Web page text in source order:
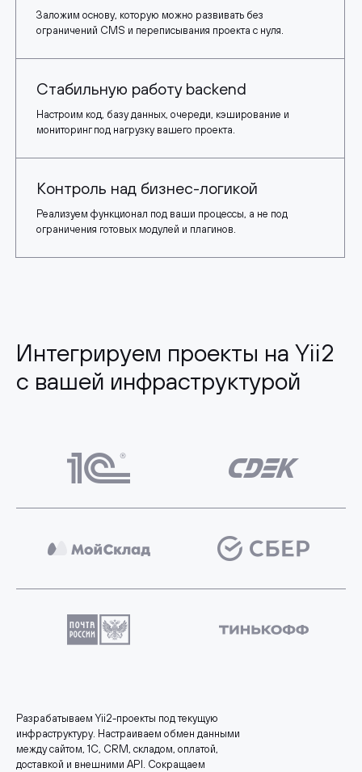
Заложим основу, которую можно развивать без
ограничений CMS и переписывания проекта с нуля.
Стабильную работу backend
Настроим код, базу данных, очереди, кэширование и
мониторинг под нагрузку вашего проекта.
Контроль над бизнес-логикой
Реализуем функционал под ваши процессы, а не под
ограничения готовых модулей и плагинов.
Интегрируем проекты на Yii2
с вашей инфраструктурой
Разрабатываем Yii2-проекты под текущую
инфраструктуру. Настраиваем обмен данными
между сайтом, 1С, CRM, складом, оплатой,
доставкой и внешними API. Сокращаем